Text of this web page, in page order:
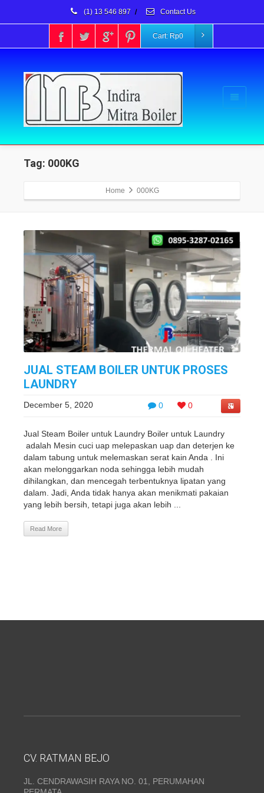
(1) 13 546 897 / Contact Us
Cart: Rp0
Tag: 000KG
Home 000KG
JUAL STEAM BOILER UNTUK PROSES
LAUNDRY
0 0
December 5, 2020
Jual Steam Boiler untuk Laundry Boiler untuk Laundry
adalah Mesin cuci uap melepaskan uap dan deterjen ke
dalam tabung untuk melemaskan serat kain Anda . Ini
akan melonggarkan noda sehingga lebih mudah
dihilangkan, dan mencegah terbentuknya lipatan yang
dalam. Jadi, Anda tidak hanya akan menikmati pakaian
yang lebih bersih, tetapi juga akan lebih ...
Read More
CV. RATMAN BEJO
JL. CENDRAWASIH RAYA NO. 01, PERUMAHAN